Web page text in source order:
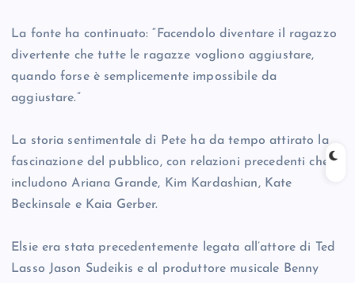
La fonte ha continuato: “Facendolo diventare il ragazzo
divertente che tutte le ragazze vogliono aggiustare,
quando forse è semplicemente impossibile da
aggiustare.”
La storia sentimentale di Pete ha da tempo attirato la
fascinazione del pubblico, con relazioni precedenti che
includono Ariana Grande, Kim Kardashian, Kate
Beckinsale e Kaia Gerber.
Elsie era stata precedentemente legata all’attore di Ted
Lasso Jason Sudeikis e al produttore musicale Benny